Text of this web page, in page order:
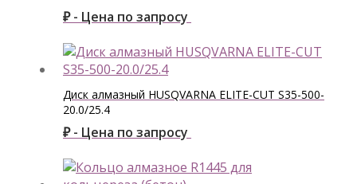
₽ - Цена по запросу
Диск алмазный HUSQVARNA ELITE-CUT S35-500-
20.0/25.4
₽ - Цена по запросу